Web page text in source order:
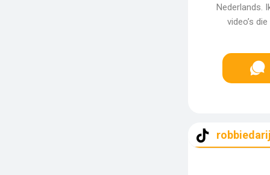
Nederlands.
video’s